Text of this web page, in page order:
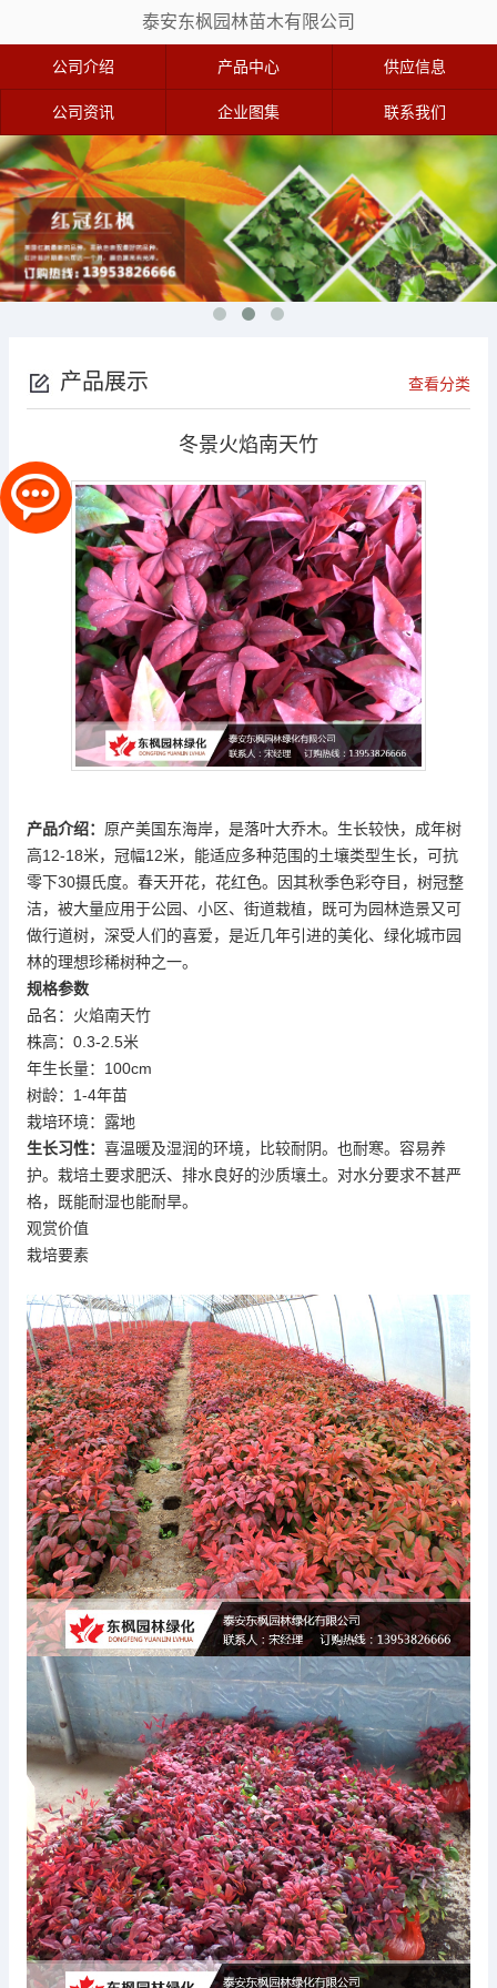
泰安东枫园林苗木有限公司
公司介绍 产品中心 供应信息
公司资讯 企业图集 联系我们
产品展示 查看分类
冬景火焰南天竹
产品介绍： 原产美国东海岸，是落叶大乔木。生长较快，成年树
高12-18米，冠幅12米，能适应多种范围的土壤类型生长，可抗
零下30摄氏度。春天开花，花红色。因其秋季色彩夺目，树冠整
洁，被大量应用于公园、小区、街道栽植，既可为园林造景又可
做行道树，深受人们的喜爱，是近几年引进的美化、绿化城市园
林的理想珍稀树种之一。
规格参数
品名：火焰南天竹
株高：0.3-2.5米
年生长量：100cm
树龄：1-4年苗
栽培环境：露地
生长习性： 喜温暖及湿润的环境，比较耐阴。也耐寒。容易养
护。栽培土要求肥沃、排水良好的沙质壤土。对水分要求不甚严
格，既能耐湿也能耐旱。
观赏价值
栽培要素